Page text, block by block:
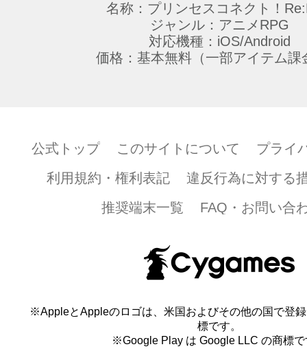
名称：プリンセスコネクト！
ジャンル：アニメRPG
対応機種：iOS/Android
価格：基本無料（一部アイテム課
公式トップ このサイトについて
プライ
利用規約・権利表記
違反行為に対する
推奨端末一覧
FAQ・お問い合
※AppleとAppleのロゴは、米国およびその他の国で登
標です。
※Google Play は Google LLC の商標で